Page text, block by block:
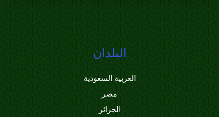
البلدان
العربية السعودية
مصر
الجزائر